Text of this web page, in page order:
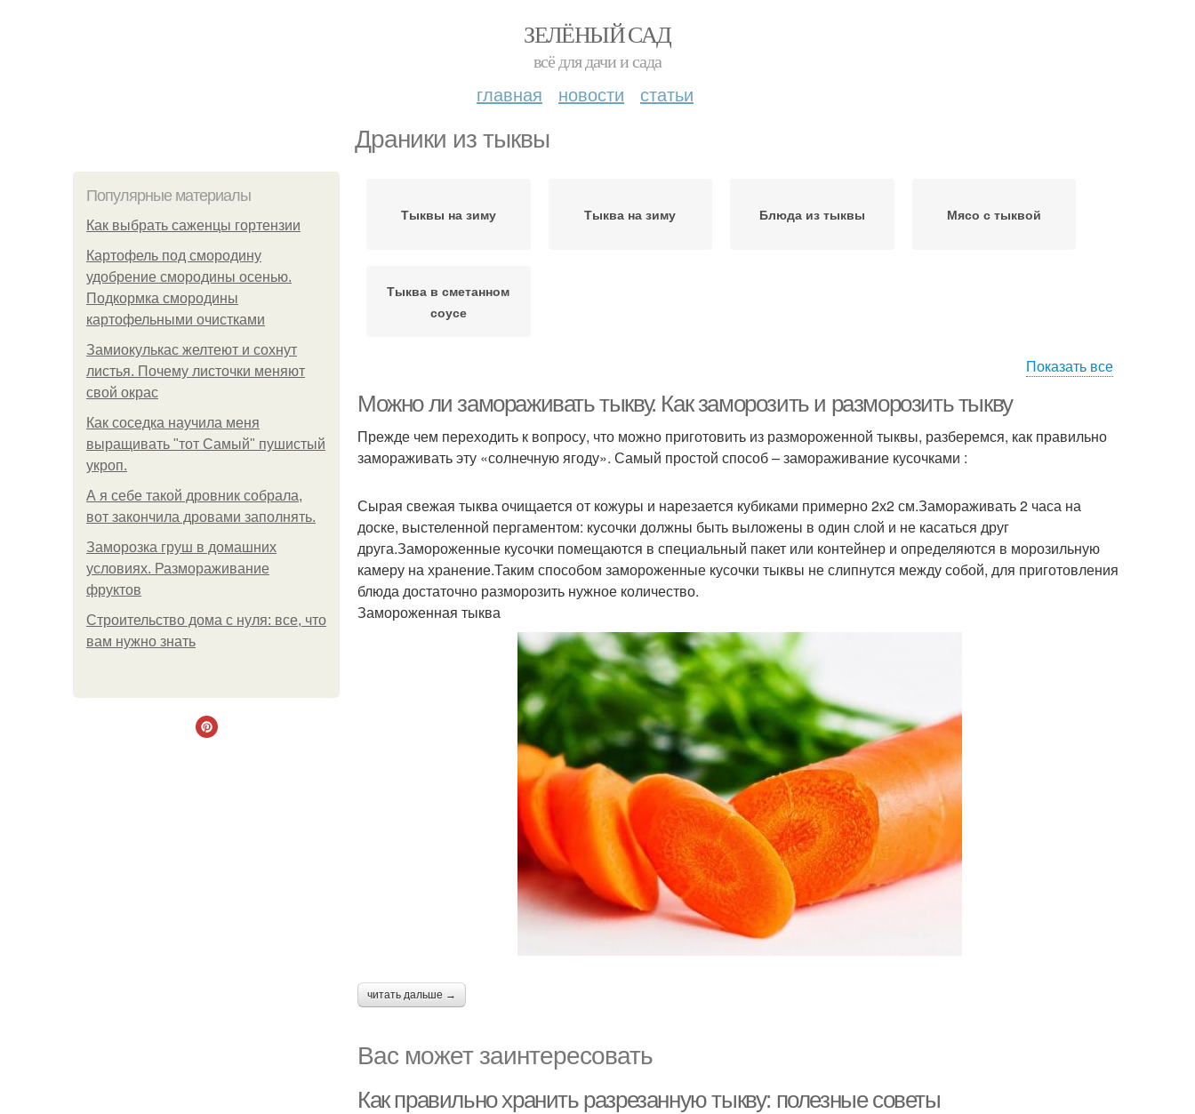
ЗЕЛЁНЫЙ САД
всё для дачи и сада
главная новости статьи
Драники из тыквы
Популярные материалы
Как выбрать саженцы гортензии
Картофель под смородину
удобрение смородины осенью.
Подкормка смородины
картофельными очистками
Замиокулькас желтеют и сохнут
листья. Почему листочки меняют
свой окрас
Как соседка научила меня
выращивать "тот Самый" пушистый
укроп.
А я себе такой дровник собрала,
вот закончила дровами заполнять.
Заморозка груш в домашних
условиях. Размораживание
фруктов
Строительство дома с нуля: все, что
вам нужно знать
Тыквы на зиму Тыква на зиму Блюда из тыквы Мясо с тыквой
Тыква в сметанном
соусе
Показать все
Можно ли замораживать тыкву. Как заморозить и разморозить тыкву
Прежде чем переходить к вопросу, что можно приготовить из размороженной тыквы, разберемся, как правильно
замораживать эту «солнечную ягоду». Самый простой способ – замораживание кусочками :
Сырая свежая тыква очищается от кожуры и нарезается кубиками примерно 2х2 см.Замораживать 2 часа на
доске, выстеленной пергаментом: кусочки должны быть выложены в один слой и не касаться друг
друга.Замороженные кусочки помещаются в специальный пакет или контейнер и определяются в морозильную
камеру на хранение.Таким способом замороженные кусочки тыквы не слипнутся между собой, для приготовления
блюда достаточно разморозить нужное количество.
Замороженная тыква
читать дальше →
Вас может заинтересовать
Как правильно хранить разрезанную тыкву: полезные советы